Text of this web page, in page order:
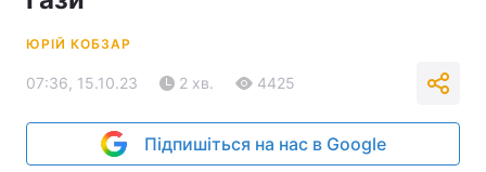
ЮРІЙ КОБЗАР
07:36, 15.10.23 2 хв. 4425
Підпишіться на нас в Google